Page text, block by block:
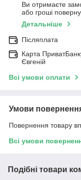
Ви отримаєте
або гроші
Детальніше
Післяплата
Карта
Євгеній
Всі умови оплати
Умови
Повернення товару
Всі умови
Подібні товари